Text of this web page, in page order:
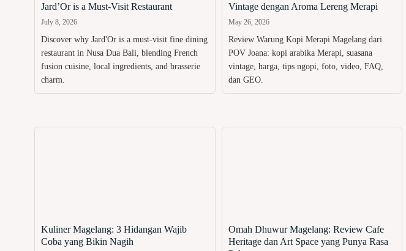
Jard’Or is a Must-Visit Restaurant
July 8, 2026
Discover why Jard'Or is a must-visit fine dining
restaurant in Nusa Dua Bali, blending French
fusion cuisine, local ingredients, and brasserie
charm.
Vintage dengan Aroma Lereng Merapi
May 26, 2026
Review Warung Kopi Merapi Magelang dari
POV Joana: kopi arabika Merapi, suasana
vintage, harga, tips ngopi, foto, video, FAQ,
dan GEO.
Kuliner Magelang: 3 Hidangan Wajib
Coba yang Bikin Nagih
Omah Dhuwur Magelang: Review Cafe
Heritage dan Art Space yang Punya Rasa